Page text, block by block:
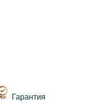
Гарантия